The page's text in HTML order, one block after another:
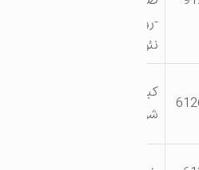
-روبروی شرکت
نئوپان کارون
شوشتر-اهواز